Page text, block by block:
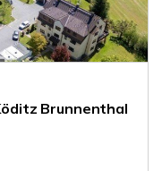
Brunnenthal